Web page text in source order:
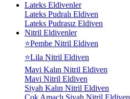
Lateks Eldivenler
Lateks Pudralı Eldiven
Lateks Pudrasız Eldiven
Nitril Eldivenler
⭐Pembe Nitril Eldiven
⭐Lila Nitril Eldiven
Mavi Kalın Nitril Eldiven
Mavi Nitril Eldiven
Siyah Kalın Nitril Eldiven
Çok Amaçlı Siyah Nitril Eldiven